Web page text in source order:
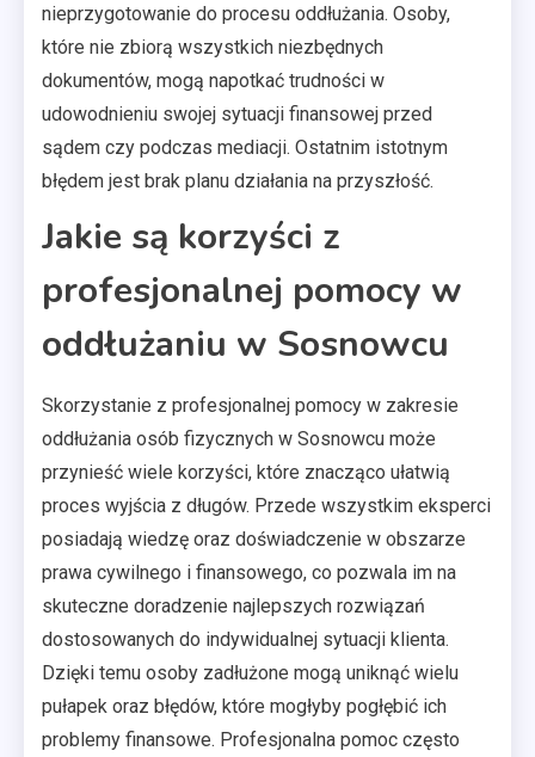
nieprzygotowanie do procesu oddłużania. Osoby,
które nie zbiorą wszystkich niezbędnych
dokumentów, mogą napotkać trudności w
udowodnieniu swojej sytuacji finansowej przed
sądem czy podczas mediacji. Ostatnim istotnym
błędem jest brak planu działania na przyszłość.
Jakie są korzyści z
profesjonalnej pomocy w
oddłużaniu w Sosnowcu
Skorzystanie z profesjonalnej pomocy w zakresie
oddłużania osób fizycznych w Sosnowcu może
przynieść wiele korzyści, które znacząco ułatwią
proces wyjścia z długów. Przede wszystkim eksperci
posiadają wiedzę oraz doświadczenie w obszarze
prawa cywilnego i finansowego, co pozwala im na
skuteczne doradzenie najlepszych rozwiązań
dostosowanych do indywidualnej sytuacji klienta.
Dzięki temu osoby zadłużone mogą uniknąć wielu
pułapek oraz błędów, które mogłyby pogłębić ich
problemy finansowe. Profesjonalna pomoc często